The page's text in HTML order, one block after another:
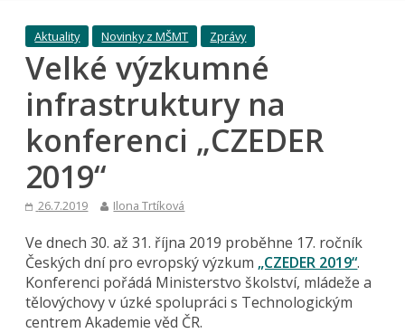
Aktuality Novinky z MŠMT Zprávy
Velké výzkumné
infrastruktury na
konferenci „CZEDER
2019“
26.7.2019 Ilona Trtíková
Ve dnech 30. až 31. října 2019 proběhne 17. ročník
Českých dní pro evropský výzkum „CZEDER 2019“.
Konferenci pořádá Ministerstvo školství, mládeže a
tělovýchovy v úzké spolupráci s Technologickým
centrem Akademie věd ČR.